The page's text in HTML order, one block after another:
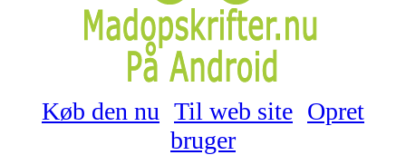
Køb den nu Til web site Opret
bruger